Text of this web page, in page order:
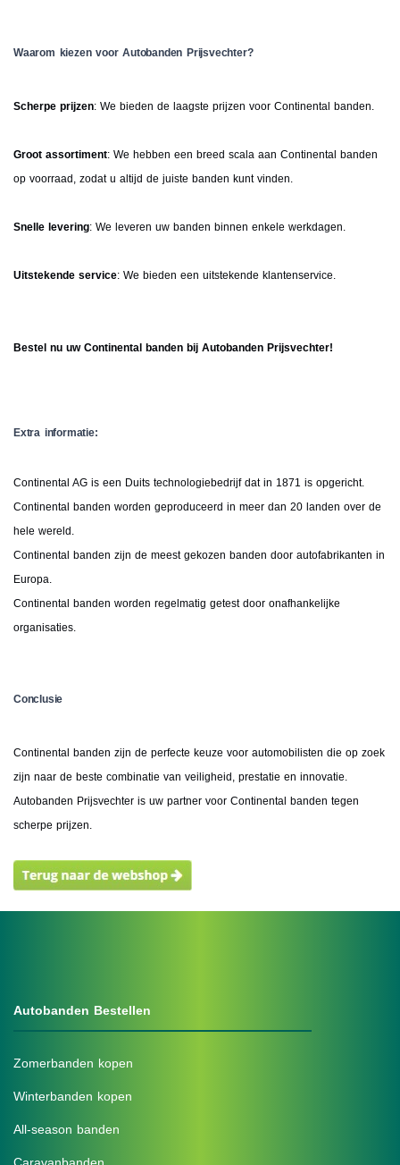
Waarom kiezen voor Autobanden Prijsvechter?
Scherpe prijzen: We bieden de laagste prijzen voor Continental banden.
Groot assortiment: We hebben een breed scala aan Continental banden
op voorraad, zodat u altijd de juiste banden kunt vinden.
Snelle levering: We leveren uw banden binnen enkele werkdagen.
Uitstekende service: We bieden een uitstekende klantenservice.
Bestel nu uw Continental banden bij Autobanden Prijsvechter!
Extra informatie:
Continental AG is een Duits technologiebedrijf dat in 1871 is opgericht.
Continental banden worden geproduceerd in meer dan 20 landen over de
hele wereld.
Continental banden zijn de meest gekozen banden door autofabrikanten in
Europa.
Continental banden worden regelmatig getest door onafhankelijke
organisaties.
Conclusie
Continental banden zijn de perfecte keuze voor automobilisten die op zoek
zijn naar de beste combinatie van veiligheid, prestatie en innovatie.
Autobanden Prijsvechter is uw partner voor Continental banden tegen
scherpe prijzen.
Autobanden Bestellen
Zomerbanden kopen
Winterbanden kopen
All-season banden